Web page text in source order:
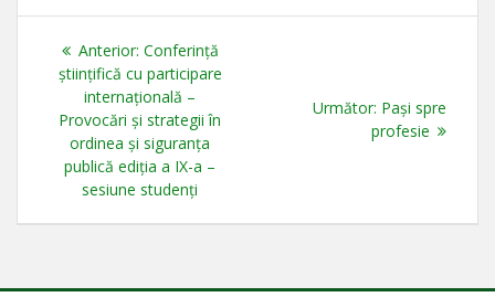
Navigare
articole
Anterior: Articolul
anterior:
Conferință
științifică cu participare
internațională –
Provocări și strategii în
ordinea și siguranța
publică ediția a IX-a –
sesiune studenți
Următor: Articolul
următor:
Pași spre
profesie